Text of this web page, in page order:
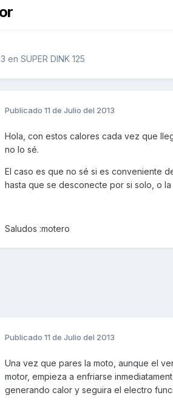
en SUPER DINK 125
Publicado 11 de Julio del 2013
Hola, con estos calores cada vez que
no lo sé.
El caso es que no sé si es conveniente
hasta que se desconecte por si solo, o
Saludos :motero
Publicado 11 de Julio del 2013
Una vez que pares la moto, aunque el
motor, empieza a enfriarse
generando calor y seguira el electro